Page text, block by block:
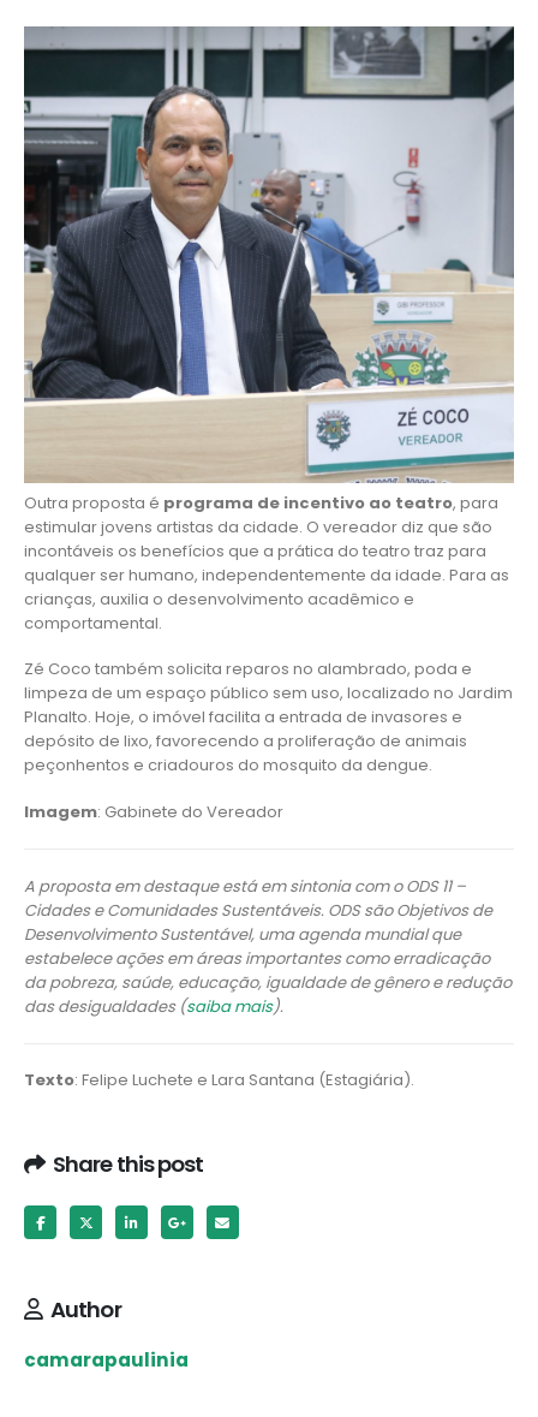
Outra proposta é programa de incentivo ao teatro, para
estimular jovens artistas da cidade. O vereador diz que são
incontáveis os benefícios que a prática do teatro traz para
qualquer ser humano, independentemente da idade. Para as
crianças, auxilia o desenvolvimento acadêmico e
comportamental.
Zé Coco também solicita reparos no alambrado, poda e
limpeza de um espaço público sem uso, localizado no Jardim
Planalto. Hoje, o imóvel facilita a entrada de invasores e
depósito de lixo, favorecendo a proliferação de animais
peçonhentos e criadouros do mosquito da dengue.
Imagem: Gabinete do Vereador
A proposta em destaque está em sintonia com o ODS 11 –
Cidades e Comunidades Sustentáveis. ODS são Objetivos de
Desenvolvimento Sustentável, uma agenda mundial que
estabelece ações em áreas importantes como erradicação
da pobreza, saúde, educação, igualdade de gênero e redução
das desigualdades (saiba mais).
Texto: Felipe Luchete e Lara Santana (Estagiária).
Share this post
Author
camarapaulinia